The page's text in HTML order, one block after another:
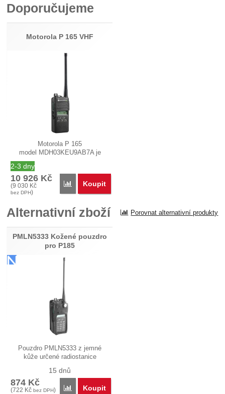
Recenze
Doporučujeme
Motorola P 165 VHF
Motorola P 165
model MDH03KEU9AB7A je
přenosná 99 kanálová…
2-3 dny
10 926 Kč
(9 030 Kč
bez DPH)
Porovnat
Koupit
Alternativní zboží Porovnat alternativní produkty
PMLN5333 Kožené pouzdro
pro P185
Pouzdro PMLN5333 z jemné
kůže určené radiostanice
15 dnů
874 Kč
(722 Kč bez DPH) Porovnat
Koupit